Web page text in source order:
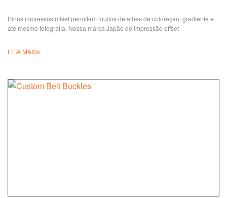
Pinos impressos offset permitem muitos detalhes de coloração, gradiente e
até mesmo fotografia. Nossa marca Japão de impressão offset
LEIA MAIS